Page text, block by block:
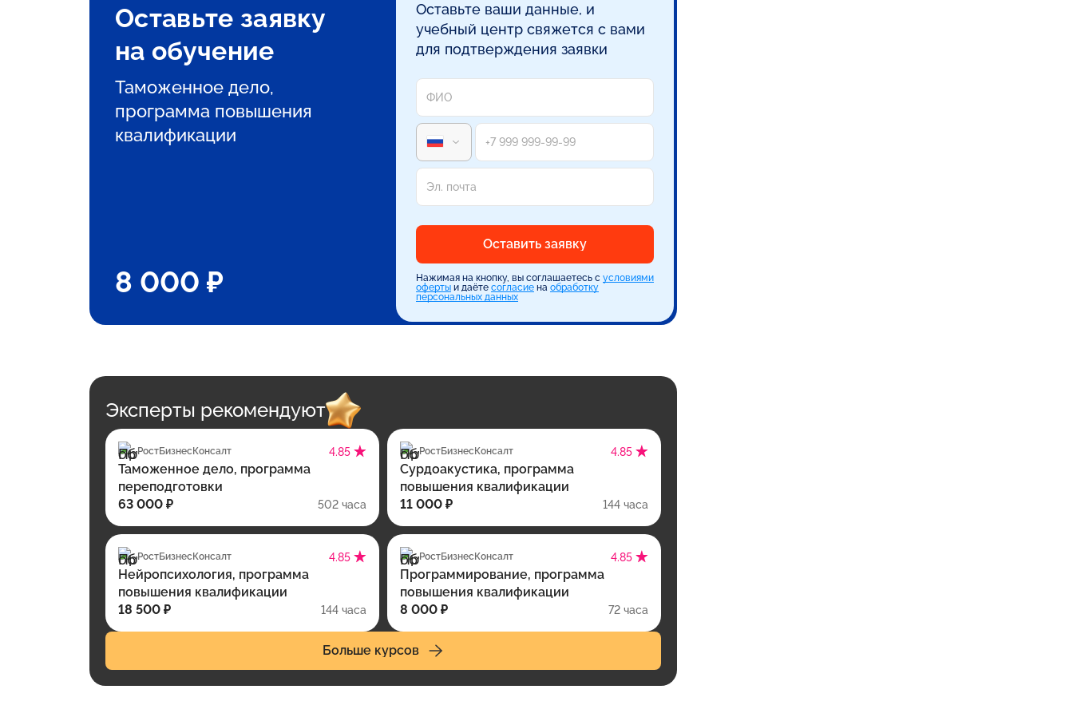
Оставьте заявку
на обучение
Таможенное дело,
программа повышения
квалификации
8 000 ₽
Оставьте ваши данные, и
учебный центр свяжется с вами
для подтверждения заявки
Оставить заявку
Нажимая на кнопку, вы соглашаетесь с условиями
оферты и даёте согласие на обработку
персональных данных
Эксперты рекомендуют
РостБизнесКонсалт 4.85
Таможенное дело, программа
переподготовки
63 000 ₽
502 часа
РостБизнесКонсалт 4.85
Сурдоакустика, программа
повышения квалификации
11 000 ₽
144 часа
РостБизнесКонсалт 4.85
Нейропсихология, программа
повышения квалификации
18 500 ₽
144 часа
РостБизнесКонсалт 4.85
Программирование, программа
повышения квалификации
8 000 ₽
72 часа
Больше курсов